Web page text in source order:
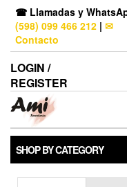
☎ Llamadas y
(598) 099 466 212 | ✉
Contacto
LOGIN /
REGISTER
SHOP BY CATEGORY